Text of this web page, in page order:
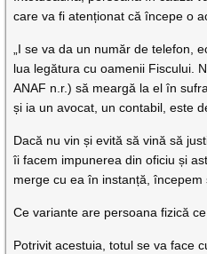
care va fi atenționat că începe o
„I se va da un număr de telefon,
lua legătura cu oamenii Fiscului.
ANAF n.r.) să meargă la el în
și ia un avocat, un contabil, este
Dacă nu vin și evită să vină să
îi facem impunerea din oficiu și
merge cu ea în instanță, începem
Ce variante are persoana fizică
Potrivit acestuia, totul se va face